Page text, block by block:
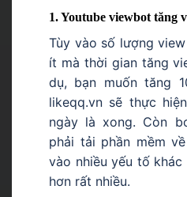
1. Youtube viewbot tăng
Tùy vào số lượng
ít mà thời gian tăng
dụ, bạn muốn tăng
likeqq.vn sẽ thực
ngày là xong. Còn
phải tải phần mềm
vào nhiều yếu tố
hơn rất nhiều.